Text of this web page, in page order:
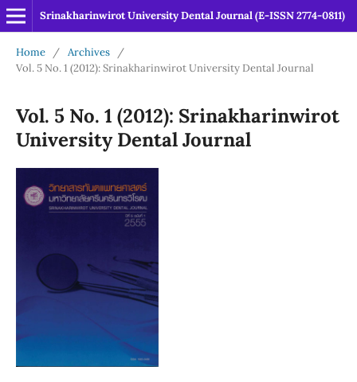
Srinakharinwirot University Dental Journal (E-ISSN 2774-0811)
Home / Archives
/
Vol. 5 No. 1 (2012): Srinakharinwirot University Dental Journal
Vol. 5 No. 1 (2012): Srinakharinwirot
University Dental Journal